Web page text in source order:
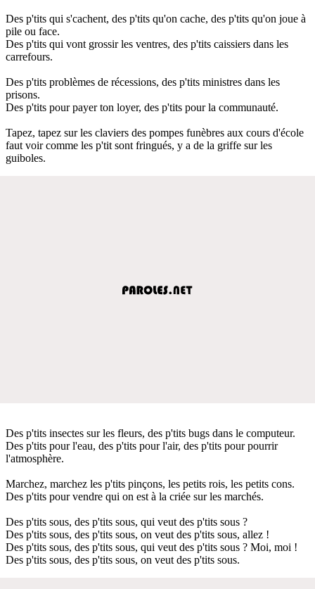
Des p'tits qui s'cachent, des p'tits qu'on cache, des p'tits qu'on joue à
pile ou face.
Des p'tits qui vont grossir les ventres, des p'tits caissiers dans les
carrefours.
Des p'tits problèmes de récessions, des p'tits ministres dans les
prisons.
Des p'tits pour payer ton loyer, des p'tits pour la communauté.
Tapez, tapez sur les claviers des pompes funèbres aux cours d'école
faut voir comme les p'tit sont fringués, y a de la griffe sur les
guiboles.
Des p'tits insectes sur les fleurs, des p'tits bugs dans le computeur.
Des p'tits pour l'eau, des p'tits pour l'air, des p'tits pour pourrir
l'atmosphère.
Marchez, marchez les p'tits pinçons, les petits rois, les petits cons.
Des p'tits pour vendre qui on est à la criée sur les marchés.
Des p'tits sous, des p'tits sous, qui veut des p'tits sous ?
Des p'tits sous, des p'tits sous, on veut des p'tits sous, allez !
Des p'tits sous, des p'tits sous, qui veut des p'tits sous ? Moi, moi !
Des p'tits sous, des p'tits sous, on veut des p'tits sous.